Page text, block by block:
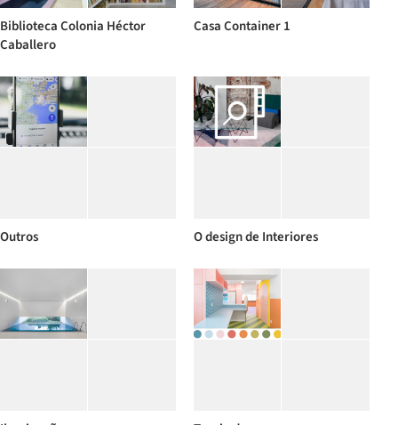
Biblioteca Colonia Héctor
Caballero
Casa Container 1
Outros O design de Interiores